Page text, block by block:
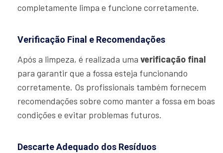
completamente limpa e funcione corretamente.
Verificação Final e Recomendações
Após a limpeza, é realizada uma verificação final
para garantir que a fossa esteja funcionando
corretamente. Os profissionais também fornecem
recomendações sobre como manter a fossa em boas
condições e evitar problemas futuros.
Descarte Adequado dos Resíduos